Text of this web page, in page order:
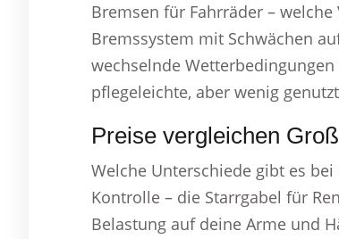
Bremsen für Fahrräder –
Bremssystem mit Schwächen
wechselnde
pflegeleichte, aber wenig
Preise vergleichen
Welche Unterschiede gibt es
Kontrolle – die Starrgabel für
Belastung auf deine Arme und